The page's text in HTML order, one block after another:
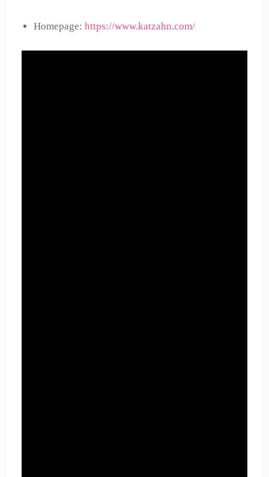
Homepage:https://www.katzahn.com/